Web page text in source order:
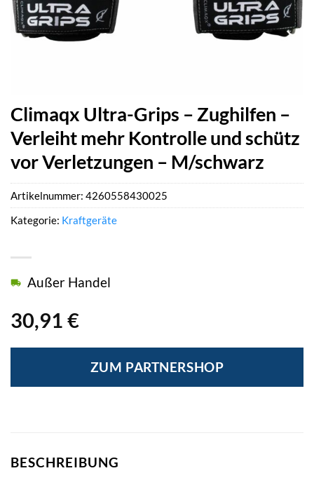
Climaqx Ultra-Grips – Zughilfen –
Verleiht mehr Kontrolle und schütz
vor Verletzungen – M/schwarz
30,91 €
Außer Handel
ZUM PARTNERSHOP
Artikelnummer: 4260558430025
Kategorie: Kraftgeräte
BESCHREIBUNG